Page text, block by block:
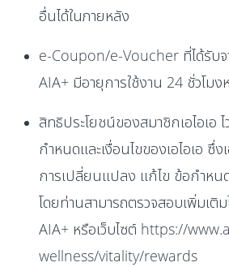
อื่นได้ในภายหลัง
e-Coupon/e-Voucher ที่ได้รับ
AIA+ มีอายุการใช้งาน 24 ชั่วโม
สิทธิประโยชน์ของสมาชิกเอไอเอ
กำหนดและเงื่อนไขของเอไอเอ ซึ่
การเปลี่ยนแปลง แก้ไข ข้อกำหน
โดยท่านสามารถตรวจสอบเพิ่มเติ
AIA+ หรือเว็บไซต์ https://
wellness/vitality/rewards